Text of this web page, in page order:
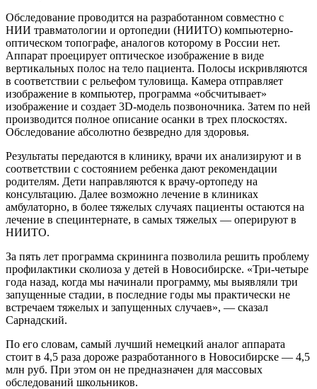
Обследование проводится на разработанном совместно с
НИИ травматологии и ортопедии (НИИТО) компьютерно-
оптическом топографе, аналогов которому в России нет.
Аппарат проецирует оптическое изображение в виде
вертикальных полос на тело пациента. Полосы искривляются
в соответствии с рельефом туловища. Камера отправляет
изображение в компьютер, программа «обсчитывает»
изображение и создает 3D-модель позвоночника. Затем по ней
производится полное описание осанки в трех плоскостях.
Обследование абсолютно безвредно для здоровья.
Результаты передаются в клинику, врачи их анализируют и в
соответствии с состоянием ребенка дают рекомендации
родителям. Дети направляются к врачу-ортопеду на
консультацию. Далее возможно лечение в клиниках
амбулаторно, в более тяжелых случаях пациенты остаются на
лечение в специнтернате, в самых тяжелых — оперируют в
НИИТО.
За пять лет программа скрининга позволила решить проблему
профилактики сколиоза у детей в Новосибирске. «Три-четыре
года назад, когда мы начинали программу, мы выявляли три
запущенные стадии, в последние годы мы практически не
встречаем тяжелых и запущенных случаев», — сказал
Сарнадский.
По его словам, самый лучший немецкий аналог аппарата
стоит в 4,5 раза дороже разработанного в Новосибирске — 4,5
млн руб. При этом он не предназначен для массовых
обследований школьников.